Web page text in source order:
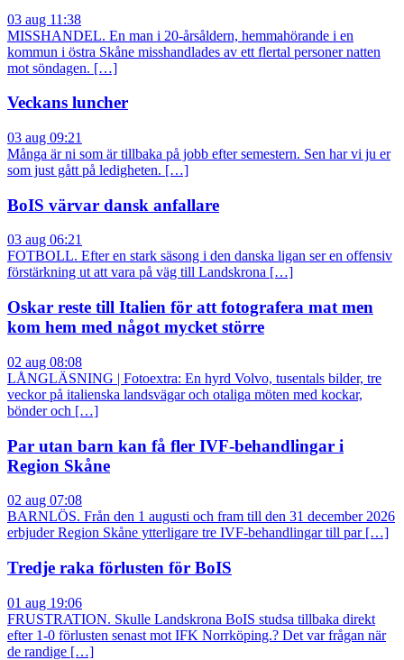
03 aug 11:38
MISSHANDEL. En man i 20-årsåldern, hemmahörande i en
kommun i östra Skåne misshandlades av ett flertal personer natten
mot söndagen. […]
Veckans luncher
03 aug 09:21
Många är ni som är tillbaka på jobb efter semestern. Sen har vi ju er
som just gått på ledigheten. […]
BoIS värvar dansk anfallare
03 aug 06:21
FOTBOLL. Efter en stark säsong i den danska ligan ser en offensiv
förstärkning ut att vara på väg till Landskrona […]
Oskar reste till Italien för att fotografera mat men
kom hem med något mycket större
02 aug 08:08
LÅNGLÄSNING | Fotoextra: En hyrd Volvo, tusentals bilder, tre
veckor på italienska landsvägar och otaliga möten med kockar,
bönder och […]
Par utan barn kan få fler IVF-behandlingar i
Region Skåne
02 aug 07:08
BARNLÖS. Från den 1 augusti och fram till den 31 december 2026
erbjuder Region Skåne ytterligare tre IVF-behandlingar till par […]
Tredje raka förlusten för BoIS
01 aug 19:06
FRUSTRATION. Skulle Landskrona BoIS studsa tillbaka direkt
efter 1-0 förlusten senast mot IFK Norrköping.? Det var frågan när
de randige […]